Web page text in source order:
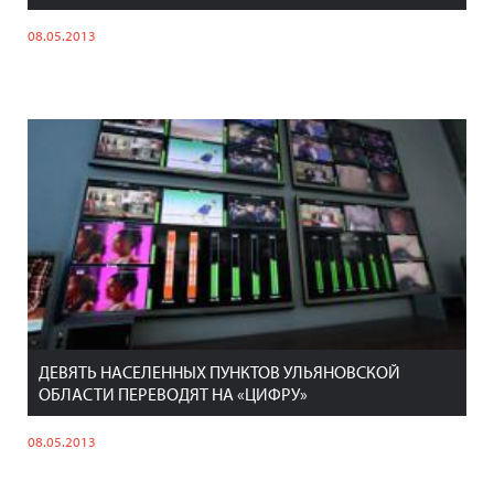
08.05.2013
ДЕВЯТЬ НАСЕЛЕННЫХ ПУНКТОВ УЛЬЯНОВСКОЙ
ОБЛАСТИ ПЕРЕВОДЯТ НА «ЦИФРУ»
08.05.2013